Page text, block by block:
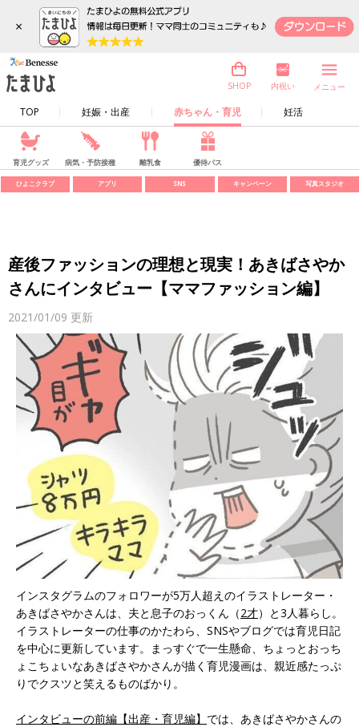
×
TOP 妊娠・出産 赤ちゃん・育児 妊活
SHOP 内祝い メニュー
育児グッズ 病気・予防接種 離乳食 優待パス
ひよこクラブ アプリ SNS キャンペーン 写真スタジオ
産後ファッションの理想と現実！あきばさやか
さんにインタビュー【ママファッション編】
2021/01/09 更新
インスタグラムのフォロワーが5万人超えのイラストレーター・
あきばさやかさんは、夫と息子のおっくん（2才）と3人暮らし。
イラストレーターの仕事のかたわら、SNSやブログでは育児日記
を中心に更新しています。まっすぐで一生懸命、ちょっとおっち
ょこちょいなあきばさやかさんが描く育児漫画は、親近感たっぷ
りでクスツと笑えるものばかり。
インタビューの前編【出産・育児編】 では、あきばさやかさんの